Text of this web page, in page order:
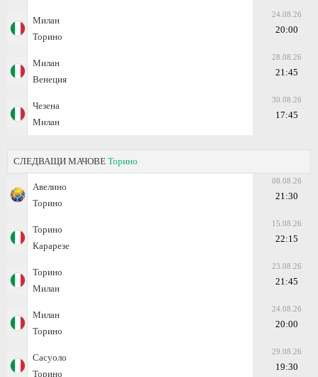
Милан
Торино
24.08.26
20:00
Милан
Венеция
28.08.26
21:45
Чезена
Милан
30.08.26
17:45
СЛЕДВАЩИ МАЧОВЕ Торино
Авелино
Торино
08.08.26
21:30
Торино
Карарезе
15.08.26
22:15
Торино
Милан
23.08.26
21:45
Милан
Торино
24.08.26
20:00
Сасуоло
Торино
29.08.26
19:30